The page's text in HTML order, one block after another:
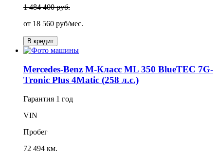
1 484 400 руб.
от 18 560 руб/мес.
В кредит
Mercedes-Benz M-Класс ML 350 BlueTEC 7G-
Tronic Plus 4Matic (258 л.с.)
Гарантия 1 год
VIN
Пробег
72 494 км.